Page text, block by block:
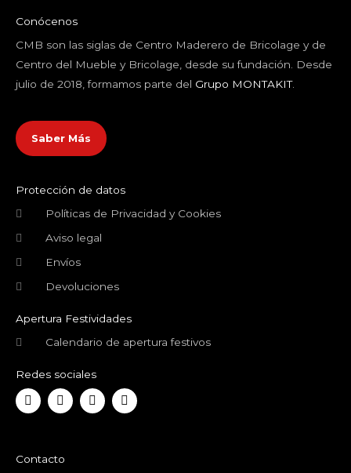
Conócenos
CMB son las siglas de Centro Maderero de Bricolage y de
Centro del Mueble y Bricolage, desde su fundación. Desde
julio de 2018, formamos parte del Grupo MONTAKIT.
Saber Más
Protección de datos
Políticas de Privacidad y Cookies
Aviso legal
Envíos
Devoluciones
Apertura Festividades
Calendario de apertura festivos
Redes sociales
F
a
o
T
w
e
Y
o
I
n
Contacto